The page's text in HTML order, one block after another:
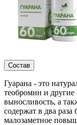
Состав
Гуарана - это
теобромин и
выносливость, а
содержат в два
малозаметное